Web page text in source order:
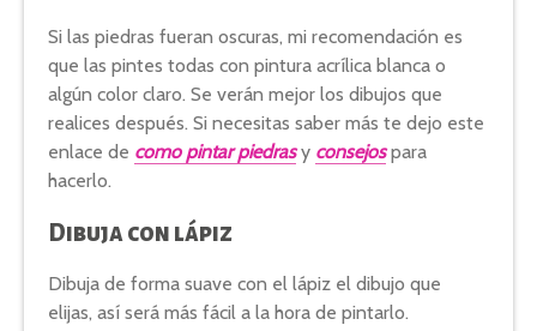
Si las piedras fueran oscuras, mi recomendación es
que las pintes todas con pintura acrílica blanca o
algún color claro. Se verán mejor los dibujos que
realices después. Si necesitas saber más te dejo este
enlace de como pintar piedrasy consejospara
hacerlo.
Dibuja con lápiz
Dibuja de forma suave con el lápiz el dibujo que
elijas, así será más fácil a la hora de pintarlo.